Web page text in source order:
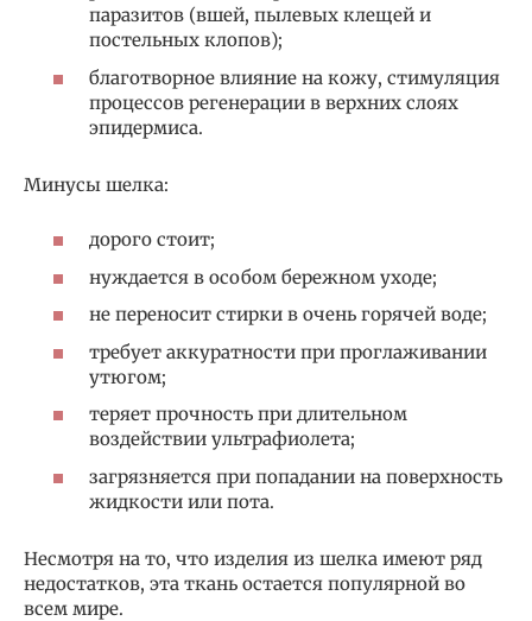
паразитов (вшей, пылевых клещей и
постельных клопов);
благотворное влияние на кожу, стимуляция
процессов регенерации в верхних слоях
эпидермиса.
Минусы шелка:
дорого стоит;
нуждается в особом бережном уходе;
не переносит стирки в очень горячей воде;
требует аккуратности при проглаживании
утюгом;
теряет прочность при длительном
воздействии ультрафиолета;
загрязняется при попадании на поверхность
жидкости или пота.
Несмотря на то, что изделия из шелка имеют ряд
недостатков, эта ткань остается популярной во
всем мире.